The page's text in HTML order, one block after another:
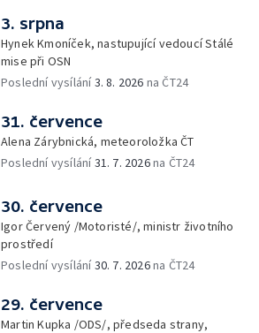
3. srpna
Hynek Kmoníček, nastupující vedoucí Stálé
mise při OSN
Poslední vysílání3. 8. 2026 na ČT24
31. července
Alena Zárybnická, meteoroložka ČT
Poslední vysílání31. 7. 2026na ČT24
30. července
Igor Červený /Motoristé/, ministr životního
prostředí
Poslední vysílání30. 7. 2026na ČT24
29. července
Martin Kupka /ODS/, předseda strany,